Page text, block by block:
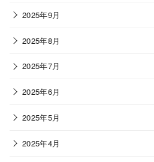
2025年9月
2025年8月
2025年7月
2025年6月
2025年5月
2025年4月